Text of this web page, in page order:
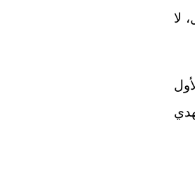
لا